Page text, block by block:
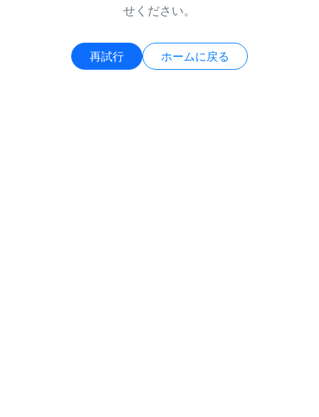
せください。
再試行 ホームに戻る